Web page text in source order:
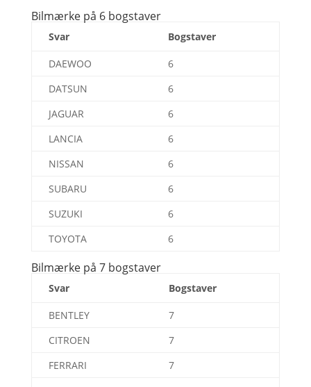
Bilmærke på 6 bogstaver
Svar Bogstaver
DAEWOO
6
DATSUN
6
JAGUAR
6
LANCIA
6
NISSAN
6
SUBARU
6
SUZUKI
6
TOYOTA
6
Bilmærke på 7 bogstaver
Svar Bogstaver
BENTLEY
7
CITROEN
7
FERRARI
7